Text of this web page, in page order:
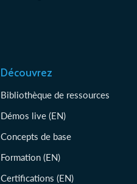
Découvrez
Bibliothèque de ressources
Démos live (EN)
Concepts de base
Formation (EN)
Certifications (EN)